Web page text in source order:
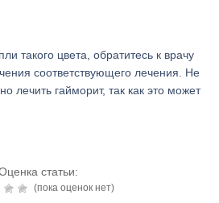
такого цвета, обратитесь к врачу
соответствующего лечения. Не
лечить гайморит, так как это может
статьи:
(пока оценок нет)